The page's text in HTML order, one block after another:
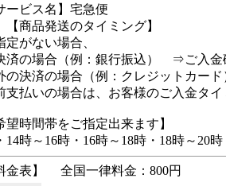
ービス名】宅急便
【商品発送のタイミング】
定がない場合、
済の場合（例：銀行振込） ⇒ご入金
の決済の場合（例：クレジットカー
払いの場合は、お客様のご入金タ
望時間帯をご指定出来ます】
14時～16時・16時～18時・18時～20
金表】
全国一律料金：800円